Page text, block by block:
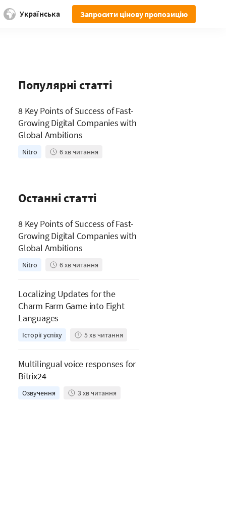
Українська Запросити цінову пропозицію
Популярні статті
8 Key Points of Success of Fast-
Growing Digital Companies with
Global Ambitions
Nitro 6хв читання
Останні статті
8 Key Points of Success of Fast-
Growing Digital Companies with
Global Ambitions
Nitro 6хв читання
Localizing Updates for the
Charm Farm Game into Eight
Languages
Історії успіху 5хв читання
Multilingual voice responses for
Bitrix24
Озвучення 3хв читання